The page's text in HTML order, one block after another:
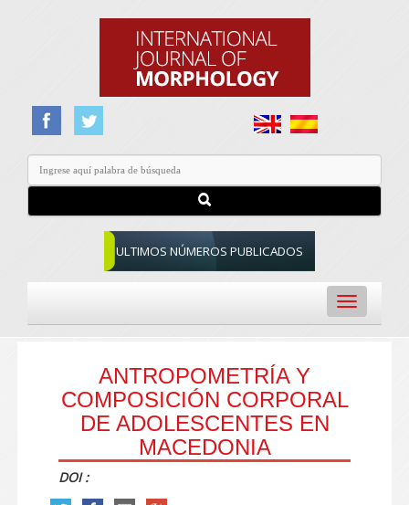
ULTIMOS NÚMEROS PUBLICADOS
Toggle
navigation
ANTROPOMETRÍA Y
COMPOSICIÓN CORPORAL
DE ADOLESCENTES EN
MACEDONIA
DOI :